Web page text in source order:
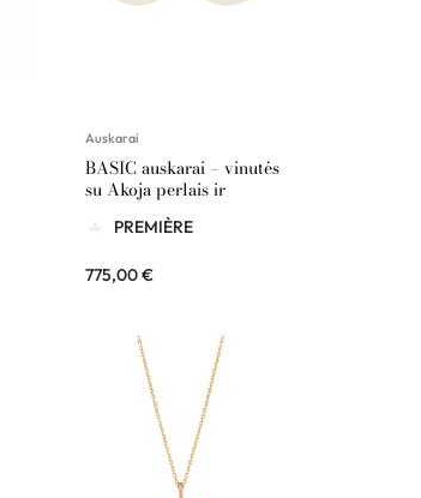
Auskarai
BASIC auskarai – vinutės
su Akoja perlais ir
PREMIÈRE
775,00€